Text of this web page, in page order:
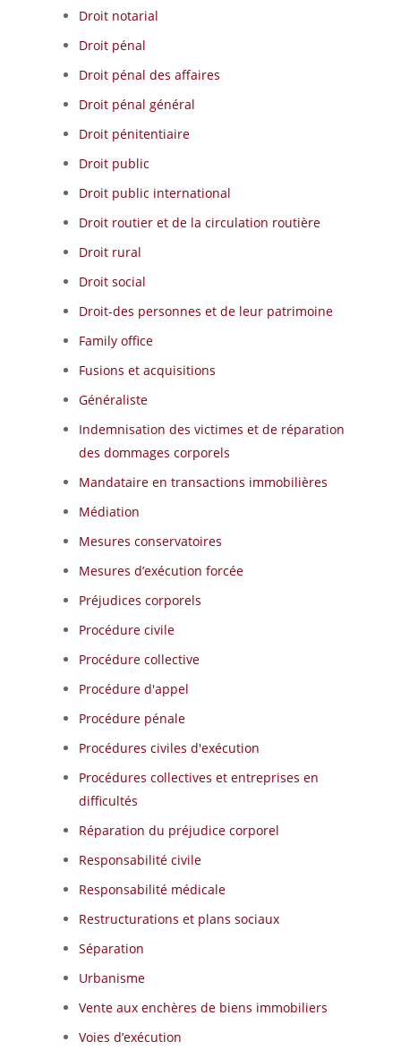
Droit notarial
Droit pénal
Droit pénal des affaires
Droit pénal général
Droit pénitentiaire
Droit public
Droit public international
Droit routier et de la circulation routière
Droit rural
Droit social
Droit-des personnes et de leur patrimoine
Family office
Fusions et acquisitions
Généraliste
Indemnisation des victimes et de réparation
des dommages corporels
Mandataire en transactions immobilières
Médiation
Mesures conservatoires
Mesures d’exécution forcée
Préjudices corporels
Procédure civile
Procédure collective
Procédure d'appel
Procédure pénale
Procédures civiles d'exécution
Procédures collectives et entreprises en
difficultés
Réparation du préjudice corporel
Responsabilité civile
Responsabilité médicale
Restructurations et plans sociaux
Séparation
Urbanisme
Vente aux enchères de biens immobiliers
Voies d’exécution